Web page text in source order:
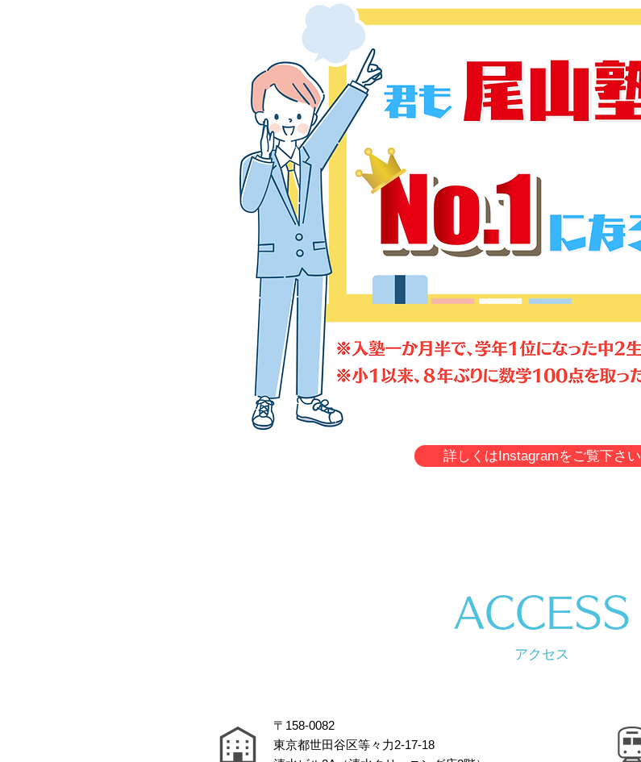
詳しくはInstagramをご覧下さい
ACCESS
アクセス
〒158-0082
東京都世田谷区等々力2-17-18